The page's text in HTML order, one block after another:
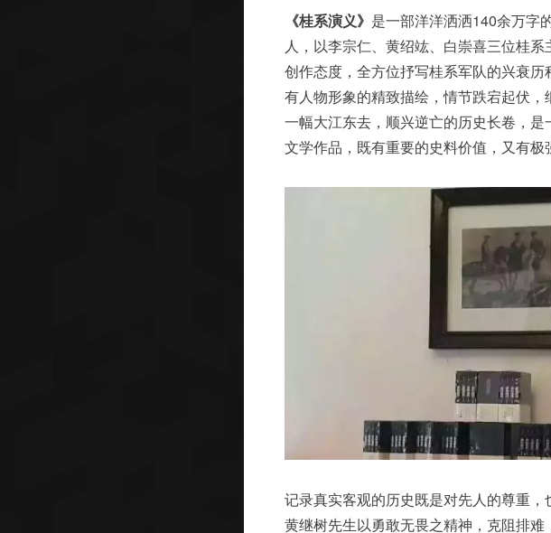
《桂系演义》 是一部洋洋洒洒140余万字
人，以李宗仁、黄绍竑、白崇喜三位桂
创作态度，全方位抒写桂系军队的兴衰
有人物形象的精致描绘，情节跌宕起伏
一幅大江东去，顺兴逆亡的历史长卷，
文学作品，既有重要的史料价值，又有极
记录真实客观的历史既是对先人的尊重，
黄继树先生以勇敢无畏之精神，克阻排